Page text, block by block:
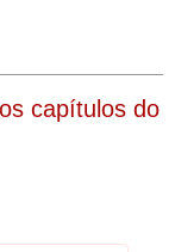
capítulos do